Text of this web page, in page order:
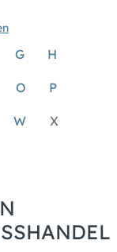
G H
O P
W X
B